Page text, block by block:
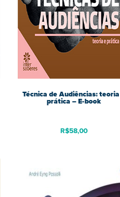
Técnica de Audiências:
prática – E-book
R$58,00